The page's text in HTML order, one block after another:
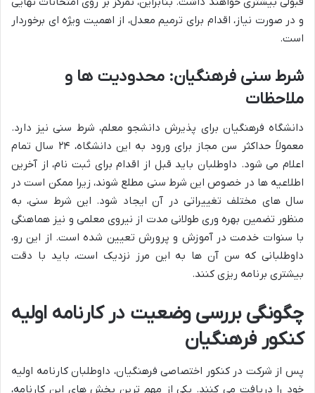
و در صورت نیاز، اقدام برای ترمیم معدل، از اهمیت ویژه ای برخوردار
است.
شرط سنی فرهنگیان: محدودیت ها و
ملاحظات
دانشگاه فرهنگیان برای پذیرش دانشجو معلم، شرط سنی نیز دارد.
معمولاً حداکثر سن مجاز برای ورود به این دانشگاه، ۲۴ سال تمام
اعلام می شود. داوطلبان باید قبل از اقدام برای ثبت نام، از آخرین
اطلاعیه ها در خصوص این شرط سنی مطلع شوند، زیرا ممکن است در
سال های مختلف تغییراتی در آن ایجاد شود. این شرط سنی، به
منظور تضمین بهره وری طولانی مدت از نیروی معلمی و نیز هماهنگی
با سنوات خدمت در آموزش و پرورش تعیین شده است. از این رو،
داوطلبانی که سن آن ها به این مرز نزدیک است، باید با دقت
بیشتری برنامه ریزی کنند.
چگونگی بررسی وضعیت در کارنامه اولیه
کنکور فرهنگیان
پس از شرکت در کنکور اختصاصی فرهنگیان، داوطلبان کارنامه اولیه
خود را دریافت می کنند. یکی از مهم ترین بخش های این کارنامه،